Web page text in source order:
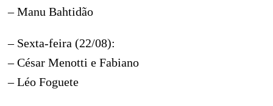
– Manu Bahtidão
– Sexta-feira (22/08):
– César Menotti e Fabiano
– Léo Foguete